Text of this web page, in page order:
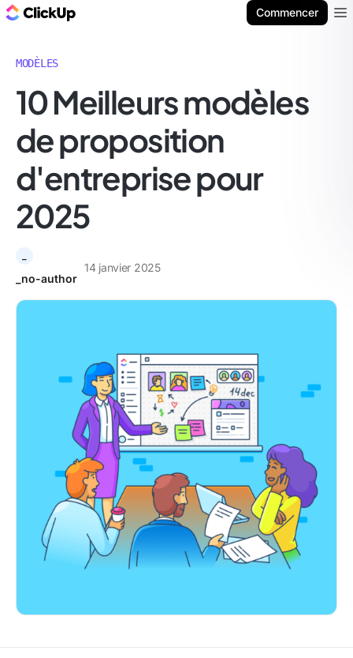
Commencer
MODÈLES
10 Meilleurs modèles
de proposition
d'entreprise pour
2025
_no-author
14 janvier 2025